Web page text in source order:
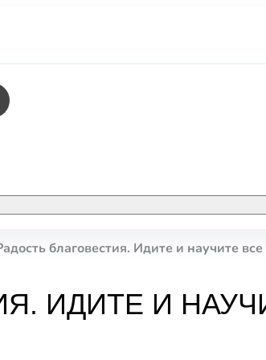
благовестия. Идите и научите
ИДИТЕ И